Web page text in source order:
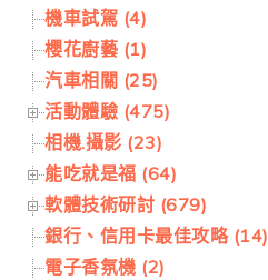
機車試駕 (4)
櫻花廚藝 (1)
汽車相關 (25)
活動體驗 (475)
相機.攝影 (23)
能吃就是福 (64)
軟體技術研討 (679)
銀行、信用卡最佳攻略 (14)
電子香氛機 (2)